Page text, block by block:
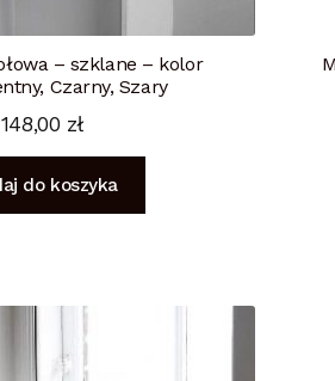
– szklane – kolor
Czarny, Szary
148,00 zł
do koszyka